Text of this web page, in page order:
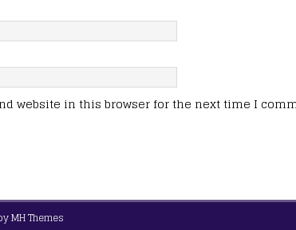
website in this browser for the next time I
MH Themes